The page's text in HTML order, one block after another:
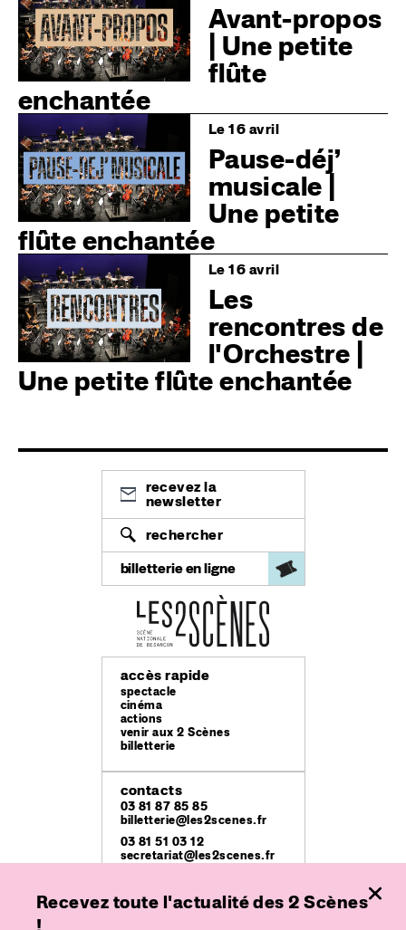
Avant-propos
| Une petite
flûte
enchantée
Image Le 16 avril
Pause-déj’
musicale |
Une petite
flûte enchantée
Image Le 16 avril
Les
rencontres de
l'Orchestre |
Une petite flûte enchantée
recevez la
newsletter
rechercher
billetterie en ligne
accès rapide
spectacle
cinéma
actions
venir aux 2 Scènes
billetterie
contacts
03 81 87 85 85
billetterie@les2scenes.fr
03 81 51 03 12
secretariat@les2scenes.fr
lieux
Recevez toute l'actualité des 2 Scènes
!